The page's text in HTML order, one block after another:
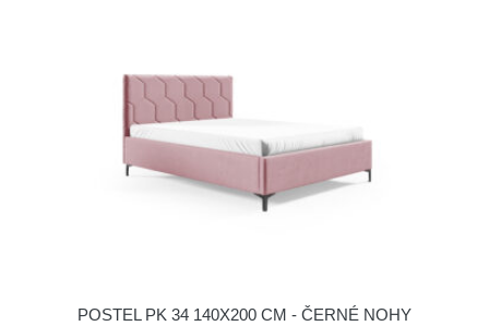
POSTEL PK 34 140X200 CM - ČERNÉ NOHY